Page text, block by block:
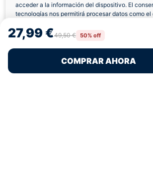
acceder a la información del dispositivo. El
tecnologías nos permitirá procesar datos como
retirar el consentimiento, puede afectar
características y funciones.
Rechazar
Política de CookiesPolítica de Privacidad
27,99 €49,50 € 50% off
COMPRAR AHORA
Envíos a Domicilio
Pagos 100% Seguros